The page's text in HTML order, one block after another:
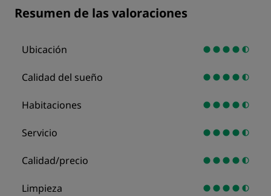
Resumen de las valoraciones
Ubicación
Calidad del sueño
Habitaciones
Servicio
Calidad/precio
Limpieza